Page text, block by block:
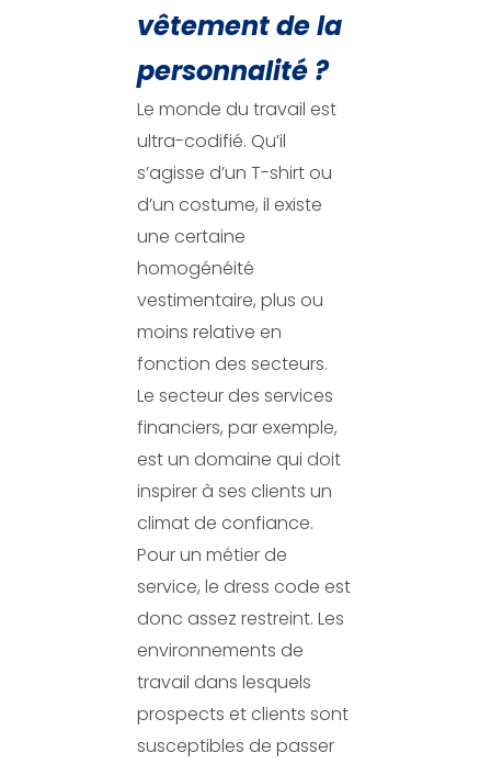
vêtement de la
personnalité ?
Le monde du travail est
ultra-codifié. Qu’il
s’agisse d’un T-shirt ou
d’un costume, il existe
une certaine
homogénéité
vestimentaire, plus ou
moins relative en
fonction des secteurs.
Le secteur des services
financiers, par exemple,
est un domaine qui doit
inspirer à ses clients un
climat de confiance.
Pour un métier de
service, le dress code est
donc assez restreint. Les
environnements de
travail dans lesquels
prospects et clients sont
susceptibles de passer